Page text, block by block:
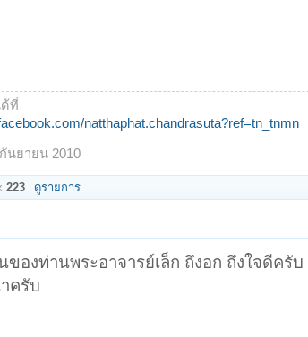
ด้ที่
natthaphat.chandrasuta?ref=tn_tnmn
นยายน 2010
223 ดูรายการ
องท่านพระอาจารย์เล็ก ถึงอก ถึงใจดีครับ
ครับ